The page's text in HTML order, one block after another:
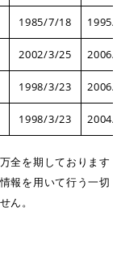
1985/7/18 1995/
2002/3/25 2006/
1998/3/23 2006/
1998/3/23 2004/
全を期しております
報を用いて行う一切
ん。